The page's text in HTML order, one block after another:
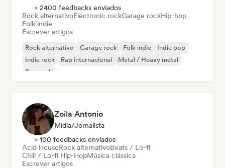
> 2400 feedbacks enviados
Rock alternativoElectronic rockGarage rockHip-hop
Folk indie
Escrever artigos
Rock alternativo Garage rock Folk indie
Indie pop
Indie rock
Rap internacional
Metal / Heavy metal
Pop rock
Zoila Antonio
Mídia/Jornalista
> 100 feedbacks enviados
Acid HouseRock alternativoBeats / Lo-fi
Chill / Lo-fi Hip-HopMúsica clássica
Escrever artigos